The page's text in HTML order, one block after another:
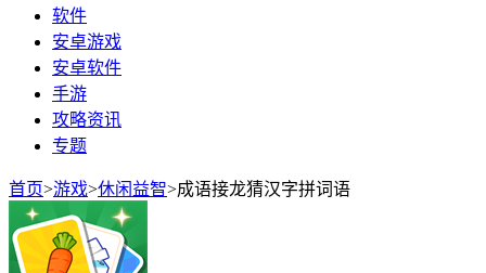
软件
安卓游戏
安卓软件
手游
攻略资讯
专题
首页>游戏>休闲益智>成语接龙猜汉字拼词语